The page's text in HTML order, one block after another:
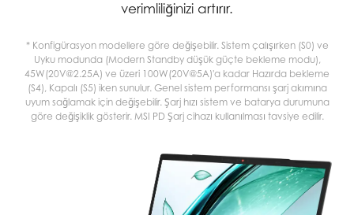
verimliliğinizi artırır.
* Konfigürasyon modellere göre değişebilir. Sistem çalışırken (S0) ve
Uyku modunda (Modern Standby düşük güçte bekleme modu),
45W(20V@2.25A) ve üzeri 100W(20V@5A)'a kadar Hazırda bekleme
(S4), Kapalı (S5) iken sunulur. Genel sistem performansı şarj akımına
uyum sağlamak için değişebilir. Şarj hızı sistem ve batarya durumuna
göre değişiklik gösterir. MSI PD Şarj cihazı kullanılması tavsiye edilir.